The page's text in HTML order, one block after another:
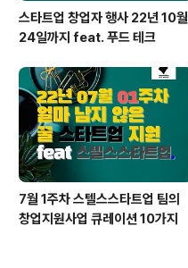
스타트업 창업자 행사 22년 10월
24일까지 feat. 푸드 테크
7월 1주차 스텔스스타트업 팀의
창업지원사업 큐레이션 10가지